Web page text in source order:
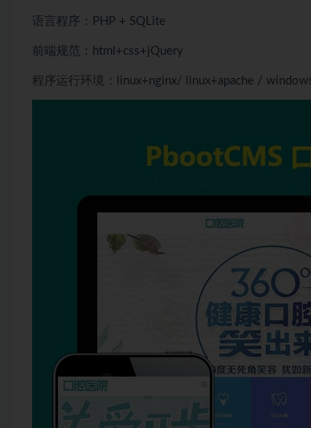
语言程序：PHP + SQLite
前端规范：html+css+jQuery
程序运行环境：linux+nginx/ linux+apache /